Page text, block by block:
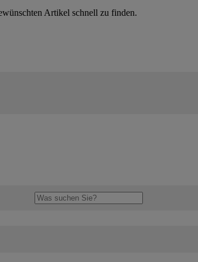
Artikel schnell zu finden.